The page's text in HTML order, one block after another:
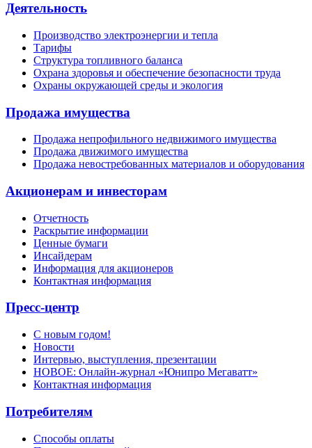
Деятельность
Производство электроэнергии и тепла
Тарифы
Структура топливного баланса
Охрана здоровья и обеспечение безопасности труда
Охраны окружающей среды и экология
Продажа имущества
Продажа непрофильного недвижимого имущества
Продажа движимого имущества
Продажа невостребованных материалов и оборудования
Акционерам и инвесторам
Отчетность
Раскрытие информации
Ценные бумаги
Инсайдерам
Информация для акционеров
Контактная информация
Пресс-центр
С новым годом!
Новости
Интервью, выступления, презентации
НОВОЕ: Онлайн-журнал «Юнипро Мегаватт»
Контактная информация
Потребителям
Способы оплаты